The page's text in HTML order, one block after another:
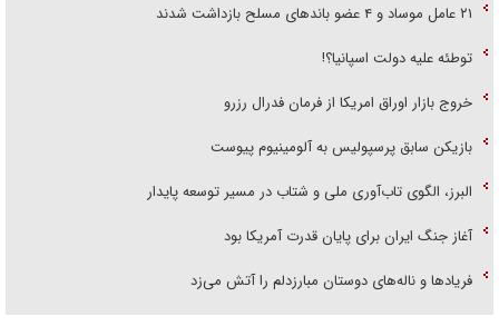
۲۱ عامل موساد و ۴ عضو باند‌های مسلح بازداشت شدند
توطئه علیه دولت اسپانیا؟!
خروج بازار اوراق امریکا از فرمان فدرال رزرو
بازیکن سابق پرسپولیس به آلومینیوم پیوست
البرز، الگوی تاب‌آوری ملی و شتاب در مسیر توسعه پایدار
آغاز جنگ ایران برای پایان قدرت آمریکا بود
فریاد‌ها و ناله‌های دوستان مبارزدلم را آتش می‌زد